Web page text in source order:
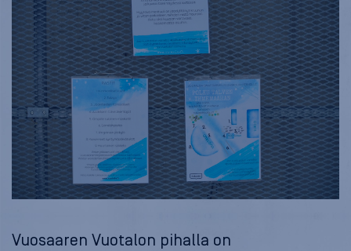
Vuosaaren Vuotalon pihalla on